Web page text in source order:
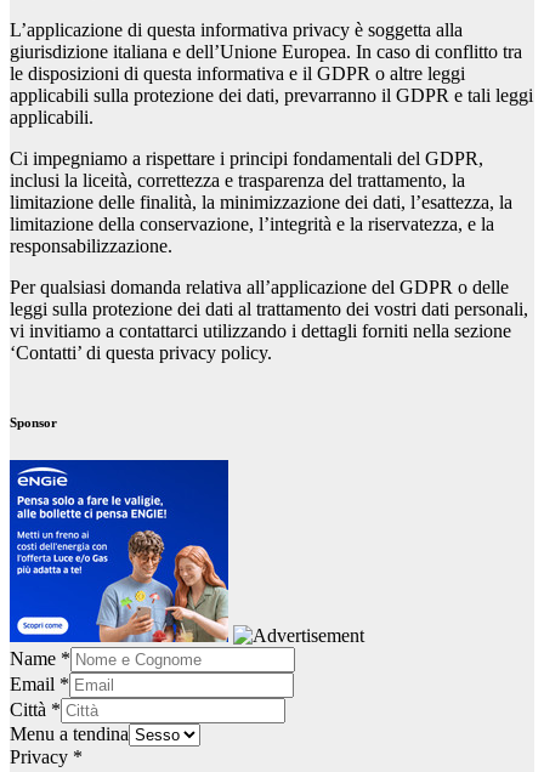
L’applicazione di questa informativa privacy è soggetta alla
giurisdizione italiana e dell’Unione Europea. In caso di conflitto tra
le disposizioni di questa informativa e il GDPR o altre leggi
applicabili sulla protezione dei dati, prevarranno il GDPR e tali leggi
applicabili.
Ci impegniamo a rispettare i principi fondamentali del GDPR,
inclusi la liceità, correttezza e trasparenza del trattamento, la
limitazione delle finalità, la minimizzazione dei dati, l’esattezza, la
limitazione della conservazione, l’integrità e la riservatezza, e la
responsabilizzazione.
Per qualsiasi domanda relativa all’applicazione del GDPR o delle
leggi sulla protezione dei dati al trattamento dei vostri dati personali,
vi invitiamo a contattarci utilizzando i dettagli forniti nella sezione
‘Contatti’ di questa privacy policy.
dollar
rolex
watch
at
roadster
leather
strap
automatic
hublot
rolex
watch
for
carrera
movement
cash
Sponsor
Name *
Email *
Città *
Menu a tendina
Privacy *